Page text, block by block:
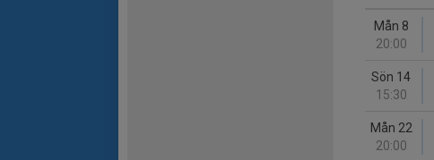
Mån 8
20:00
Sön 14
15:30
Mån 22
20:00